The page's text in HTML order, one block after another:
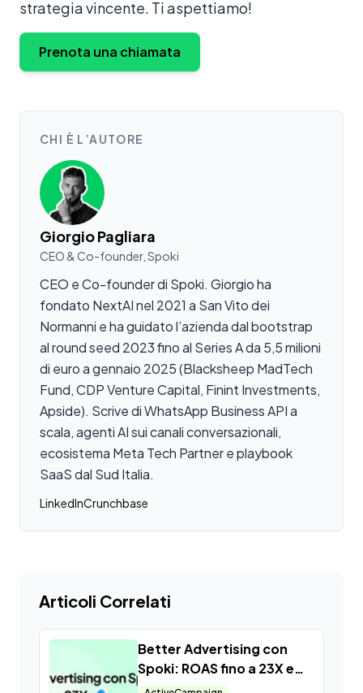
strategia vincente. Ti aspettiamo!
Prenota una chiamata
CHI È L’AUTORE
Giorgio Pagliara
CEO & Co-founder, Spoki
CEO e Co-founder di Spoki. Giorgio ha
fondato NextAI nel 2021 a San Vito dei
Normanni e ha guidato l’azienda dal bootstrap
al round seed 2023 fino al Series A da 5,5 milioni
di euro a gennaio 2025 (Blacksheep MadTech
Fund, CDP Venture Capital, Finint Investments,
Apside). Scrive di WhatsApp Business API a
scala, agenti AI sui canali conversazionali,
ecosistema Meta Tech Partner e playbook
SaaS dal Sud Italia.
LinkedInCrunchbase
Articoli Correlati
Better Advertising con
Spoki: ROAS fino a 23X e
ROI fino a 11X